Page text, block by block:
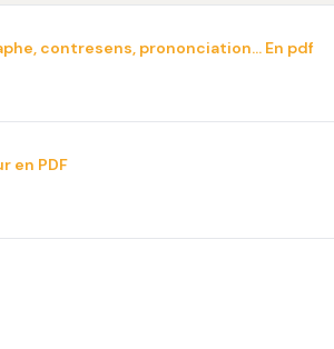
contresens, prononciation… En pdf
en PDF